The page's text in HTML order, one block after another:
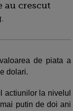
au crescut
de piata a
dolari.
actiunilor la nivelul
putin de doi ani